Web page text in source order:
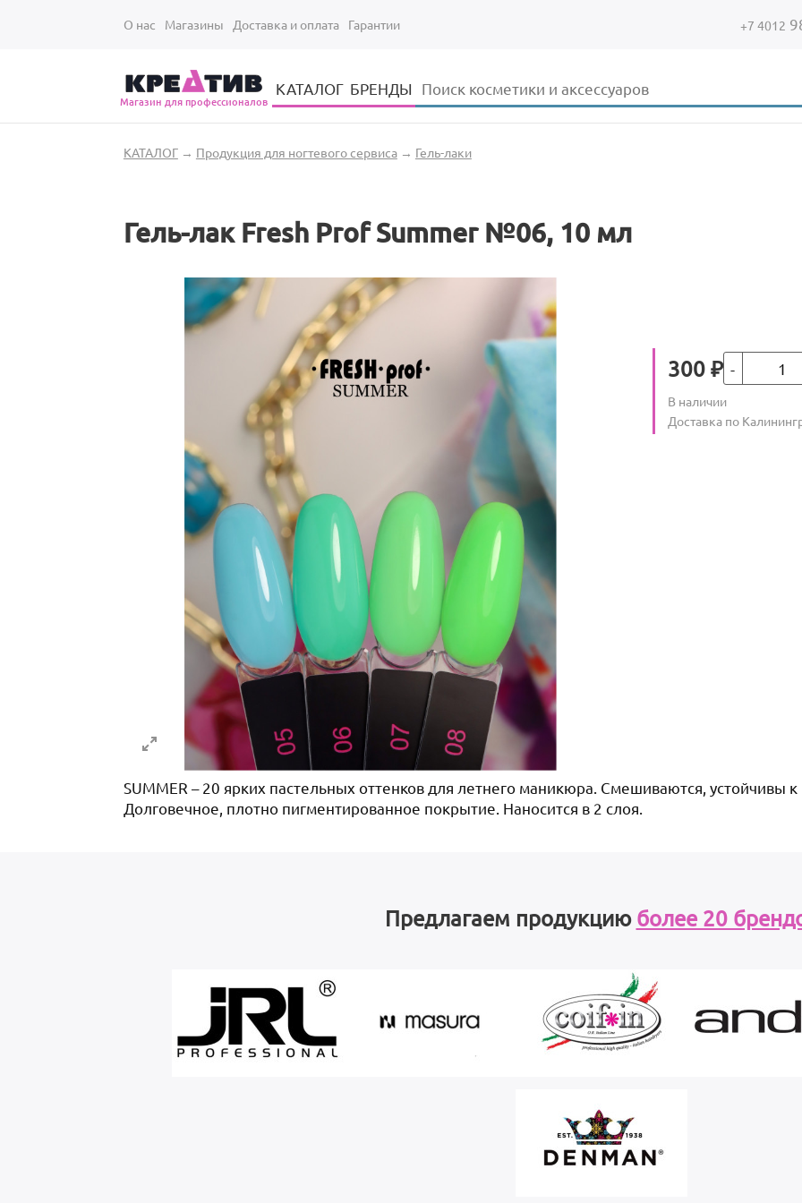
О нас Магазины Доставка и оплата Гарантии +7 4012
Магазин для профессионалов
КАТАЛОГ БРЕНДЫ Форма поиска
Поиск
Вы здесь
КАТАЛОГ→ Продукция для ногтевого сервиса→ Гель-лаки
Гель-лак Fresh Prof Summer №06, 10 мл
Цена
300 ₽Кол-во
Количество
В наличии
Условия доставки
Доставка по
SUMMER – 20 ярких пастельных оттенков для летнего маникюра. Смешиваются, устойчивы
Долговечное, плотно пигментированное покрытие. Наносится в 2 слоя.
Предлагаем продукцию более 20